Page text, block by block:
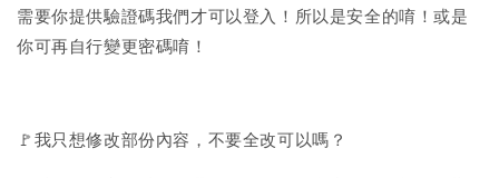
需要你提供驗證碼我們才可以登入！所以是安全的唷！或是
你可再自行變更密碼唷！
🚩我只想修改部份內容，不要全改可以嗎？